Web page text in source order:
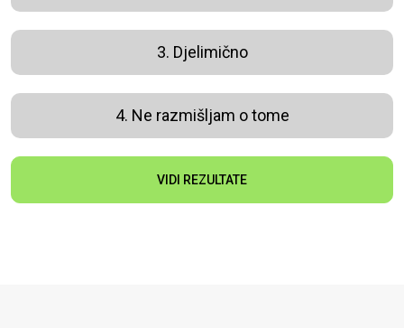
3. Djelimično
4. Ne razmišljam o tome
VIDI REZULTATE